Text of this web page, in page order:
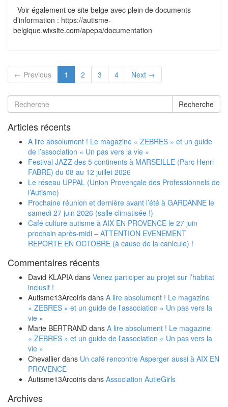
Voir également ce site belge avec plein de documents
d’information : https://autisme-
belgique.wixsite.com/apepa/documentation
← Previous 1 2 3 4 Next →
Recherche
Articles récents
A lire absolument ! Le magazine « ZEBRES » et un guide
de l’association « Un pas vers la vie »
Festival JAZZ des 5 continents à MARSEILLE (Parc Henri
FABRE) du 08 au 12 juillet 2026
Le réseau UPPAL (Union Provençale des Professionnels de
l’Autisme)
Prochaine réunion et dernière avant l’été à GARDANNE le
samedi 27 juin 2026 (salle climatisée !)
Café culture autisme à AIX EN PROVENCE le 27 juin
prochain après-midi – ATTENTION EVENEMENT
REPORTE EN OCTOBRE (à cause de la canicule) !
Commentaires récents
David KLAPIA dans Venez participer au projet sur l’habitat
inclusif !
Autisme13Arcoiris dans A lire absolument ! Le magazine
« ZEBRES » et un guide de l’association « Un pas vers la
vie »
Marie BERTRAND dans A lire absolument ! Le magazine
« ZEBRES » et un guide de l’association « Un pas vers la
vie »
Chevallier dans Un café rencontre Asperger aussi à AIX EN
PROVENCE
Autisme13Arcoiris dans Association AutieGirls
Archives